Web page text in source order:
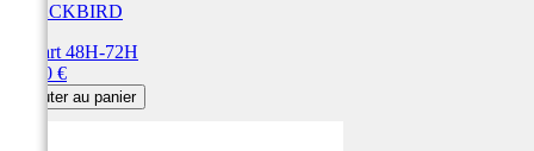
BLACKBIRD
Départ 48H-72H
28,80 €
Ajouter au panier